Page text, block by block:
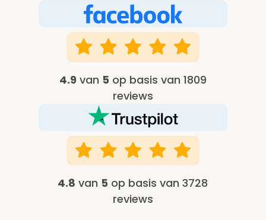
4.9 van 5 op basis van 1809
reviews
4.8 van 5 op basis van 3728
reviews